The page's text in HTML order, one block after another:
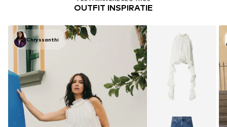
OUTFIT INSPIRATIE
Chryssanthi